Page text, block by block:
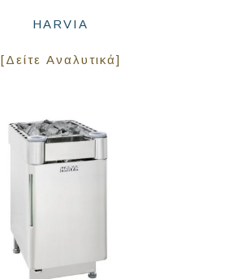
HARVIA
[Δείτε Αναλυτικά]